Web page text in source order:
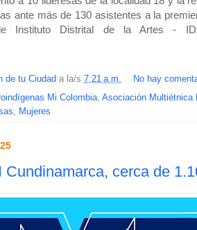
ante más de 130 asistentes a la
Instituto Distrital de la Artes -
de tu Ciudad a la/s 7:21 a.m.
No hay
Mi Colombia, Asociación Multiétnica
, Mujeres
Cundinamarca, cerca de